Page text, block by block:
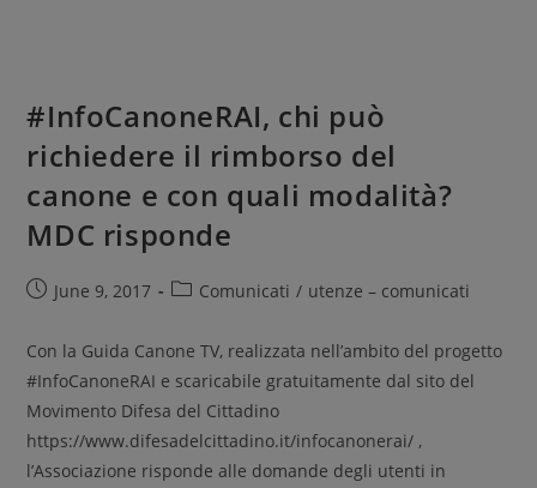
#InfoCanoneRAI, chi può
richiedere il rimborso del
canone e con quali modalità?
MDC risponde
June 9, 2017 Comunicati / utenze – comunicati
Con la Guida Canone TV, realizzata nell’ambito del progetto
#InfoCanoneRAI e scaricabile gratuitamente dal sito del
Movimento Difesa del Cittadino
https://www.difesadelcittadino.it/infocanonerai/ ,
l’Associazione risponde alle domande degli utenti in